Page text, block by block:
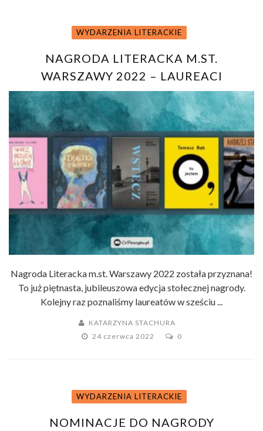
WYDARZENIA LITERACKIE
NAGRODA LITERACKA M.ST.
WARSZAWY 2022 – LAUREACI
Nagroda Literacka m.st. Warszawy 2022 została przyznana!
To już piętnasta, jubileuszowa edycja stołecznej nagrody.
Kolejny raz poznaliśmy laureatów w sześciu ...
KATARZYNA STACHURA
24 czerwca 2022
0
WYDARZENIA LITERACKIE
NOMINACJE DO NAGRODY